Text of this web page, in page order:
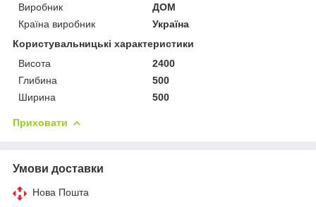
Виробник
ДОМ
Країна виробник
Україна
Користувальницькі характеристики
Висота
2400
Глибина
500
Ширина
500
Приховати
Умови доставки
Нова Пошта